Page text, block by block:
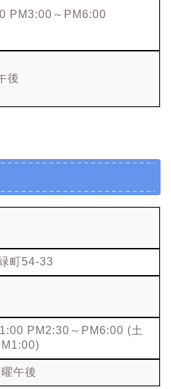
PM3:00～PM6:00
後
町54-33
PM2:30～PM6:00 (土
午後